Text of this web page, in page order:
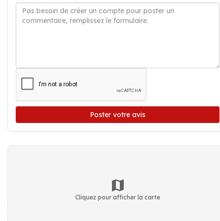
Poster votre avis
Cliquez pour afficher la carte